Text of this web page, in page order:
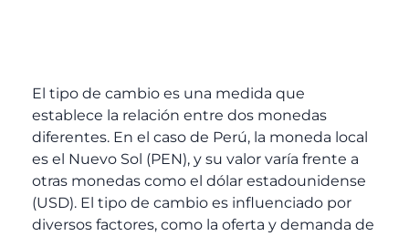
El tipo de cambio es una medida que
establece la relación entre dos monedas
diferentes. En el caso de Perú, la moneda local
es el Nuevo Sol (PEN), y su valor varía frente a
otras monedas como el dólar estadounidense
(USD). El tipo de cambio es influenciado por
diversos factores, como la oferta y demanda de